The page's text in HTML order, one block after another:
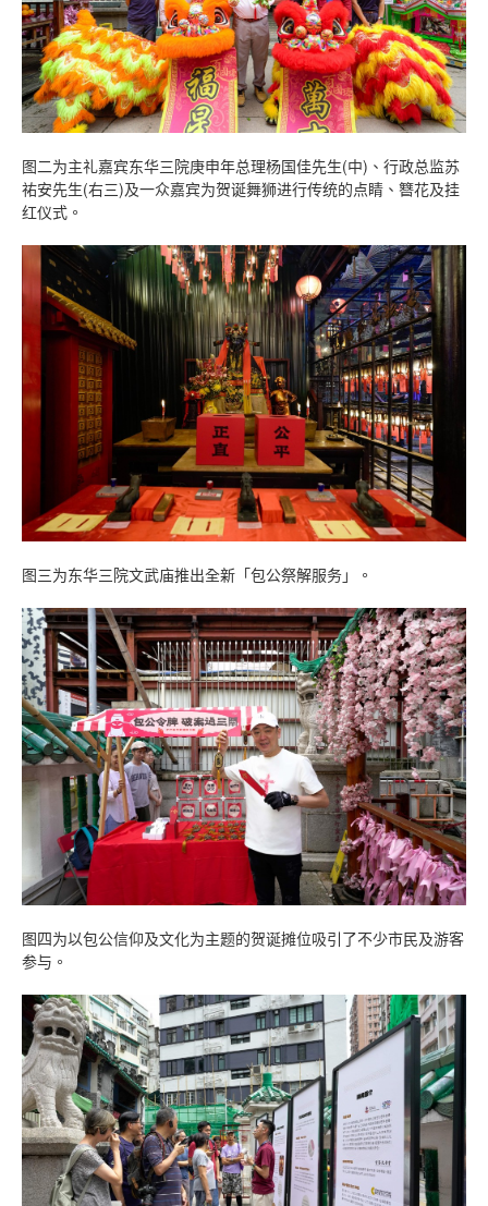
图二为主礼嘉宾东华三院庚申年总理杨国佳先生(中)、行政总监苏
祐安先生(右三)及一众嘉宾为贺诞舞狮进行传统的点睛、簪花及挂
红仪式。
图三为东华三院文武庙推出全新「包公祭解服务」。
图四为以包公信仰及文化为主题的贺诞摊位吸引了不少市民及游客
参与。